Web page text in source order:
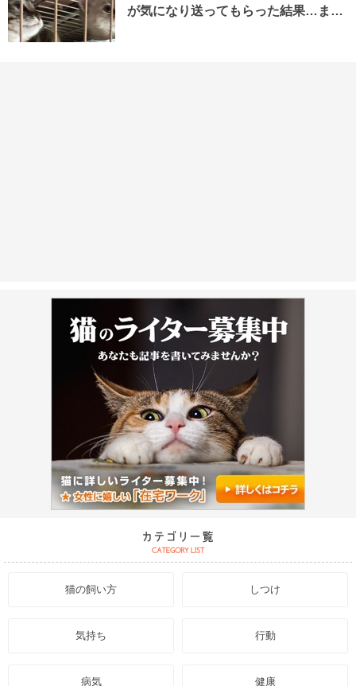
が気になり送ってもらった結果…ま…
猫の飼い方 しつけ
気持ち 行動
病気 健康